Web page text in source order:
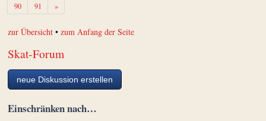
90
91 »Weiter
zur Übersicht •zum Anfang der Seite
Skat-Forum
neue Diskussion erstellen
Einschränken nach…